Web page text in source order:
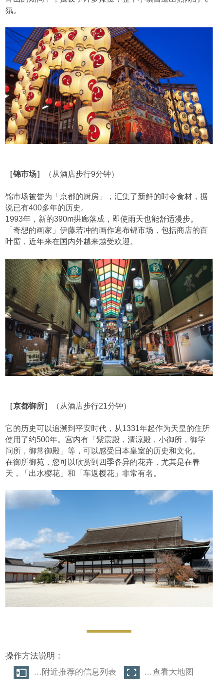
氛。
［锦市场］ （从酒店步行9分钟）
锦市场被誉为「京都的厨房」，汇集了新鲜的时令食材，据
说已有400多年的历史。
1993年，新的390m拱廊落成，即使雨天也能舒适漫步。
「奇想的画家」伊藤若冲的画作遍布锦市场，包括商店的百
叶窗，近年来在国内外越来越受欢迎。
［京都御所］ （从酒店步行21分钟）
它的历史可以追溯到平安时代，从1331年起作为天皇的住所
使用了约500年。宫内有「紫宸殿，清涼殿，小御所，御学
问所，御常御殿」等，可以感受日本皇室的历史和文化。
在御所御苑，您可以欣赏到四季各异的花卉，尤其是在春
天，「出水樱花」和「车返樱花」非常有名。
操作方法说明：
…附近推荐的信息列表
…查看大地图